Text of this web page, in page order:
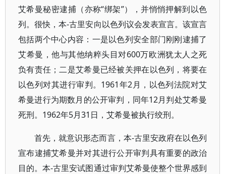
艾希曼秘密逮捕（亦称“绑架”），并悄悄押解到以色
列。很快，本-古里安向以色列议会发表宣言。该宣言
包括两个中心内容：一是以色列安全部门刚刚逮捕了
艾希曼，他与其他纳粹头目对600万欧洲犹太人之死
负有责任；二是艾希曼已经被关押在以色列，将要在
以色列对其进行审判。1961年2月，以色列法院对艾
希曼进行为期数月的公开审判，同年12月判处艾希曼
死刑。1962年5月31日，艾希曼被执行绞刑。
首先，就意识形态而言，本-古里安政府在以色列
宣布逮捕艾希曼并对其进行公开审判具有重要的政治
目的。本-古里安试图通过审判艾希曼使整个世界感到